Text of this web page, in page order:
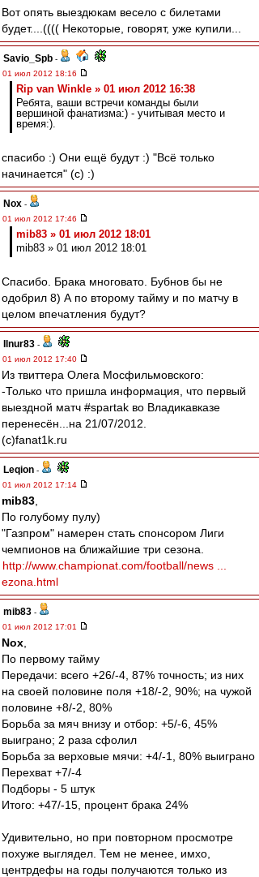
Вот опять выездюкам весело с билетами
будет....(((( Некоторые, говорят, уже купили...
Savio_Spb -
01 июл 2012 18:16
Rip van Winkle » 01 июл 2012 16:38
Ребята, ваши встречи команды были
вершиной фанатизма:) - учитывая место и
время:).
спасибо :) Они ещё будут :) "Всё только
начинается" (с) :)
Nox -
01 июл 2012 17:46
mib83 » 01 июл 2012 18:01
mib83 » 01 июл 2012 18:01
Спасибо. Брака многовато. Бубнов бы не
одобрил 8) А по второму тайму и по матчу в
целом впечатления будут?
Ilnur83 -
01 июл 2012 17:40
Из твиттера Олега Мосфильмовского:
-Только что пришла информация, что первый
выездной матч #spartak во Владикавказе
перенесён...на 21/07/2012.
(с)fanat1k.ru
Leqion -
01 июл 2012 17:14
mib83
По голубому пулу)
"Газпром" намерен стать спонсором Лиги
чемпионов на ближайшие три сезона.
http://www.championat.com/football/news ...
ezona.html
mib83 -
01 июл 2012 17:01
Nox
По первому тайму
Передачи: всего +26/-4, 87% точность; из них
на своей половине поля +18/-2, 90%; на чужой
половине +8/-2, 80%
Борьба за мяч внизу и отбор: +5/-6, 45%
выиграно; 2 раза сфолил
Борьба за верховые мячи: +4/-1, 80% выиграно
Перехват +7/-4
Подборы - 5 штук
Итого: +47/-15, процент брака 24%
Удивительно, но при повторном просмотре
похуже выглядел. Тем не менее, имхо,
центрдефы на годы получаются только из